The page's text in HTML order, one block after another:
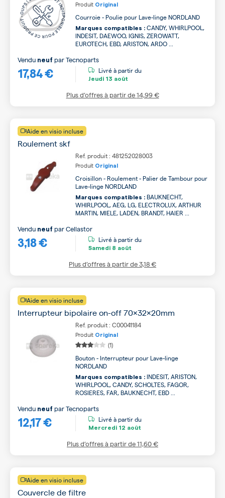
Produit Original
Courroie - Poulie pour Lave-linge NORDLAND
Marques compatibles : CANDY, WHIRLPOOL,
INDESIT, DAEWOO, IGNIS, ZEROWATT,
EUROTECH, EBD, ARISTON, ARDO ...
17,84 €
Vendu neuf parTecnoparts
Livré à partir du
Jeudi 13 août
Plus d’offres à partir de14,99 €
Aide en visio incluse
Roulement skf
Ref. produit : 481252028003
Produit Original
Croisillon - Roulement - Palier de Tambour pour
Lave-linge NORDLAND
Marques compatibles : BAUKNECHT,
WHIRLPOOL, AEG, LG, ELECTROLUX, ARTHUR
MARTIN, MIELE, LADEN, BRANDT, HAIER ...
3,18 €
Vendu neuf parCellastor
Livré à partir du
Samedi 8 août
Plus d’offres à partir de3,18 €
Aide en visio incluse
Interrupteur bipolaire on-off 70x32x20mm
Ref. produit : C00041184
Produit Original
(1)
Bouton - Interrupteur pour Lave-linge
NORDLAND
Marques compatibles : INDESIT, ARISTON,
WHIRLPOOL, CANDY, SCHOLTES, FAGOR,
ROSIERES, FAR, BAUKNECHT, EBD ...
12,17 €
Vendu neuf parTecnoparts
Livré à partir du
Mercredi 12 août
Plus d’offres à partir de11,60 €
Aide en visio incluse
Couvercle de filtre